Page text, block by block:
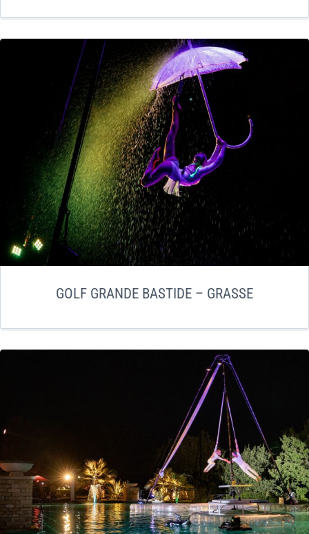
GOLF GRANDE BASTIDE – GRASSE